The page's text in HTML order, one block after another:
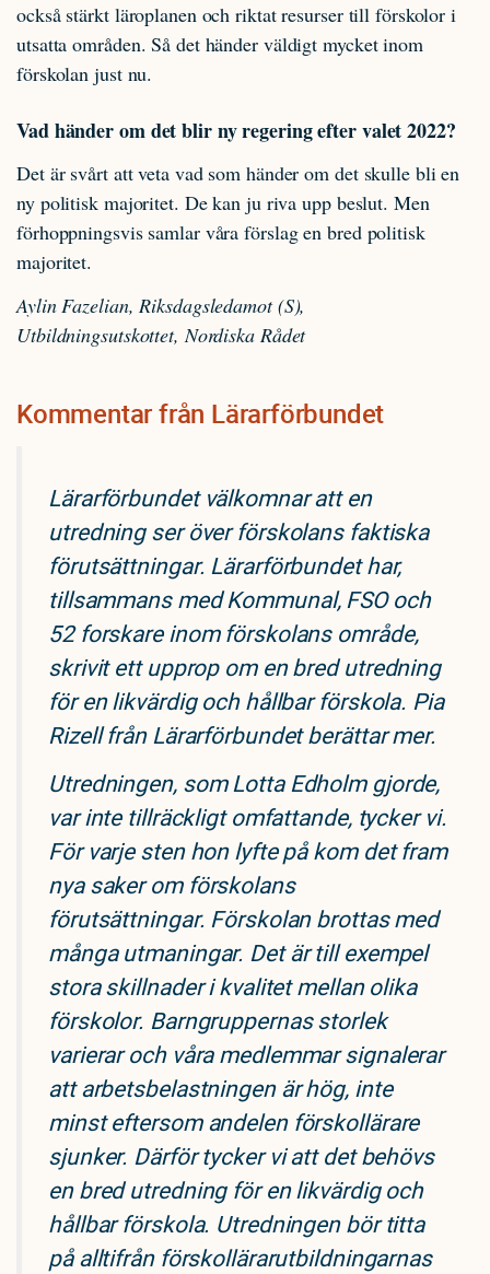
också stärkt läroplanen och riktat resurser till förskolor i
utsatta områden. Så det händer väldigt mycket inom
förskolan just nu.
Vad händer om det blir ny regering efter valet 2022?
Det är svårt att veta vad som händer om det skulle bli en
ny politisk majoritet. De kan ju riva upp beslut. Men
förhoppningsvis samlar våra förslag en bred politisk
majoritet.
Aylin Fazelian, Riksdagsledamot (S),
Utbildningsutskottet, Nordiska Rådet
Kommentar från Lärarförbundet
Lärarförbundet välkomnar att en
utredning ser över förskolans faktiska
förutsättningar. Lärarförbundet har,
tillsammans med Kommunal, FSO och
52 forskare inom förskolans område,
skrivit ett upprop om en bred utredning
för en likvärdig och hållbar förskola. Pia
Rizell från Lärarförbundet berättar mer.
Utredningen, som Lotta Edholm gjorde,
var inte tillräckligt omfattande, tycker vi.
För varje sten hon lyfte på kom det fram
nya saker om förskolans
förutsättningar. Förskolan brottas med
många utmaningar. Det är till exempel
stora skillnader i kvalitet mellan olika
förskolor. Barngruppernas storlek
varierar och våra medlemmar signalerar
att arbetsbelastningen är hög, inte
minst eftersom andelen förskollärare
sjunker. Därför tycker vi att det behövs
en bred utredning för en likvärdig och
hållbar förskola. Utredningen bör titta
på alltifrån förskollärarutbildningarnas